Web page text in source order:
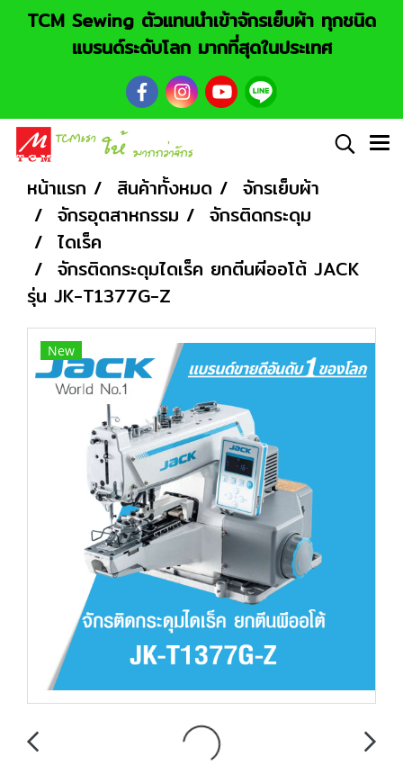
TCM Sewing ตัวแทนนำเข้าจักรเย็บผ้า ทุกชนิด
แบรนด์ระดับโลก มากที่สุดในประเทศ
หน้าแรก สินค้าทั้งหมด
จักรเย็บผ้า
จักรอุตสาหกรรม
จักรติดกระดุม
ไดเร็ค
จักรติดกระดุมไดเร็ค ยกตีนผีออโต้ JACK
รุ่น JK-T1377G-Z
New